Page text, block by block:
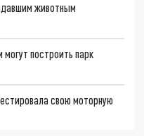
животным
построить парк
свою моторную